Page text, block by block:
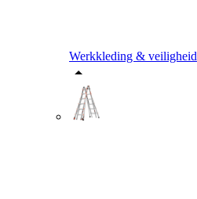
Werkkleding & veiligheid